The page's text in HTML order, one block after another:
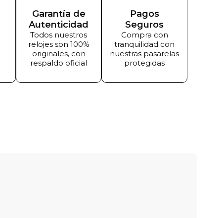
Garantía de
Autenticidad
Todos nuestros
relojes son 100%
originales, con
respaldo oficial
Pagos
Seguros
Compra con
tranquilidad con
nuestras pasarelas
protegidas